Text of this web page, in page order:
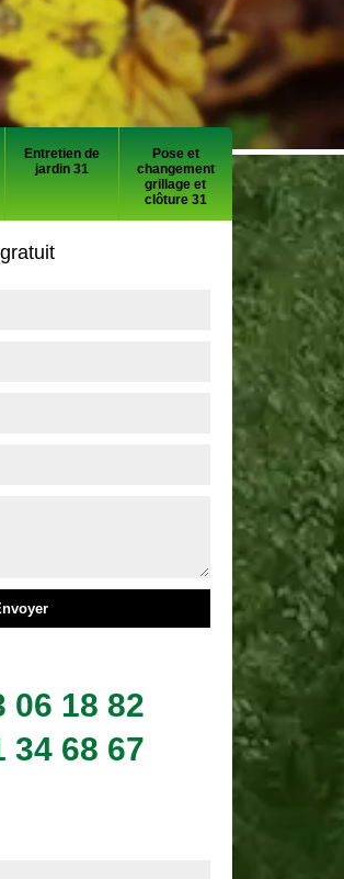
Entretien de
jardin 31
Pose et
changement
grillage et
clôture 31
06 18 82
34 68 67